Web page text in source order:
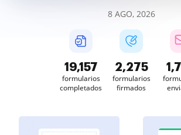
8 AGO, 2026
19,158
formularios
completados
2,275
formularios
firmados